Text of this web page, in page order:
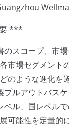
***
のスコープ、市
市場セグメント
のような進化を
プルアウトバス
ベル、国レベル
可能性を定量的